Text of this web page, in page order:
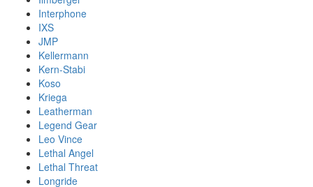
Interphone
IXS
JMP
Kellermann
Kern-Stabi
Koso
Kriega
Leatherman
Legend Gear
Leo Vince
Lethal Angel
Lethal Threat
Longride